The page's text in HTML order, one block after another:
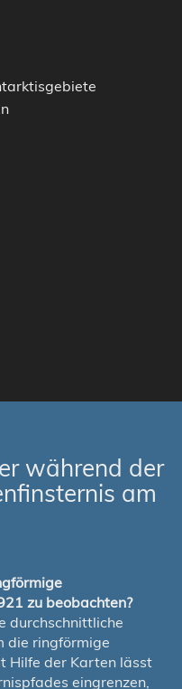
während der
am
zu beobachten?
durchschnittliche
die ringförmige
Hilfe der Karten lässt
eingrenzen,